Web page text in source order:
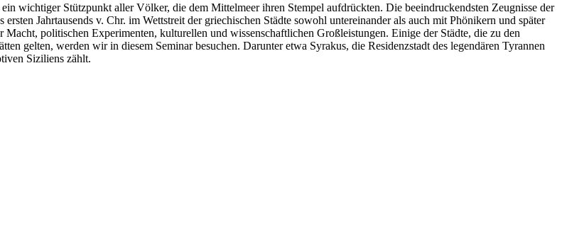
wichtiger Stützpunkt aller Völker, die dem Mittelmeer ihren Stempel aufdrückten. Die beeindruckendsten Zeugnisse der
Jahrtausends v. Chr. im Wettstreit der griechischen Städte sowohl untereinander als auch mit Phönikern und später
politischen Experimenten, kulturellen und wissenschaftlichen Großleistungen. Einige der Städte, die zu den
gelten, werden wir in diesem Seminar besuchen. Darunter etwa Syrakus, die Residenzstadt des legendären Tyrannen
Siziliens zählt.